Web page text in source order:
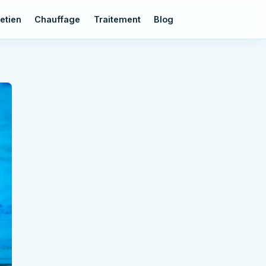
Chauffage Traitement Blog